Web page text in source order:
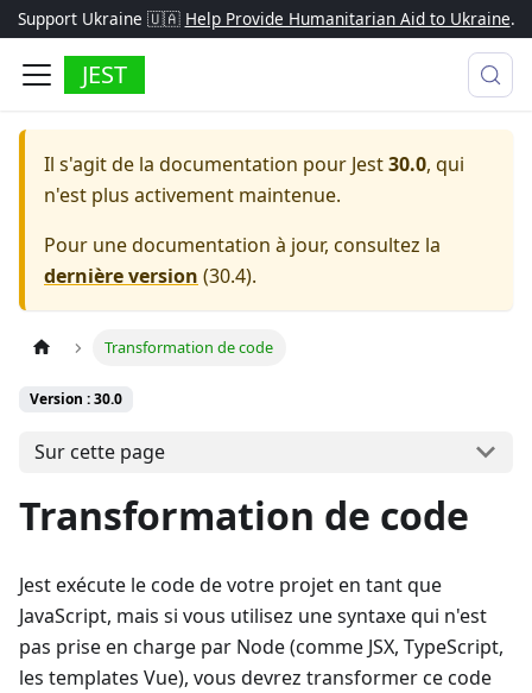
Support Ukraine 🇺🇦 Help Provide Humanitarian Aid to Ukraine.
JEST
Il s'agit de la documentation pour Jest30.0, qui
n'est plus activement maintenue.
Pour une documentation à jour, consultez la
dernière version (30.4).
Transformation de code
Version : 30.0
Sur cette page
Transformation de code
Jest exécute le code de votre projet en tant que
JavaScript, mais si vous utilisez une syntaxe qui n'est
pas prise en charge par Node (comme JSX, TypeScript,
les templates Vue), vous devrez transformer ce code